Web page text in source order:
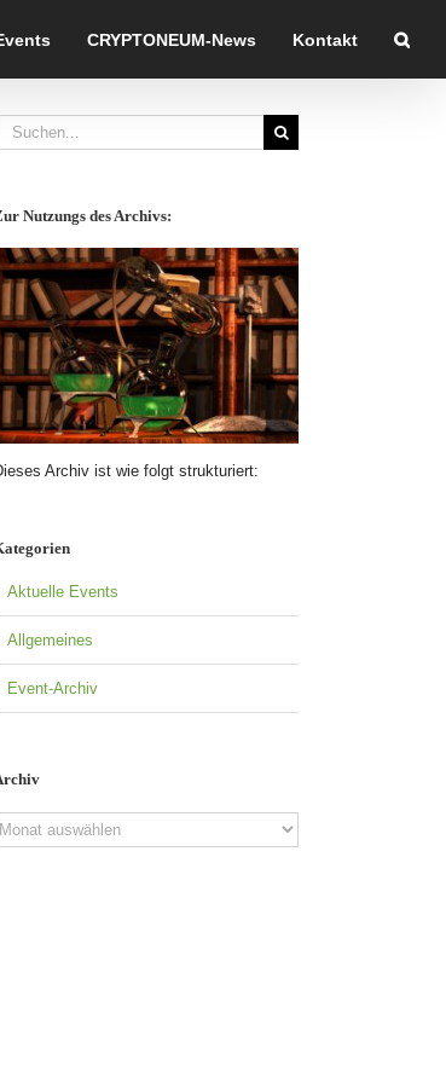
CRYPTONEUM-News Kontakt
Suche
Nutzungs des Archivs:
Archiv ist wie folgt strukturiert:
Aktuelle Events
Allgemeines
Event-Archiv
Archiv